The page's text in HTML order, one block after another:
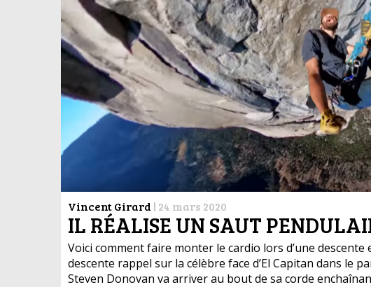
Vincent Girard | 24 mars 2020
IL RÉALISE UN SAUT
Voici comment faire monter le cardio lors d’une
descente rappel sur la célèbre face d’El Capitan dans le
Steven Donovan va arriver au bout de sa corde